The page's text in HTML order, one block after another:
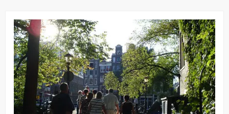
Bekijk
Walking
Dinner